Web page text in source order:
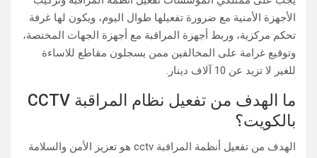
الأجهزة الأمنية مع ضرورة تفعيلها طوال اليوم، ويكون لها غرفة
تحكم مركزية، وربط أجهزة المراقبة مع أجهزة الجهات المختصة،
وتوقيع غرامة على المخالفين ممن يسجلون مقاطع للاساءة
للغير لا تزيد عن 10 آلاف دينار.
ما الهدف من تفعيل نظام المراقبة CCTV
بالكويت؟
الهدف من تفعيل أنظمة المراقبة cctv هو تعزيز الأمن والسلامة